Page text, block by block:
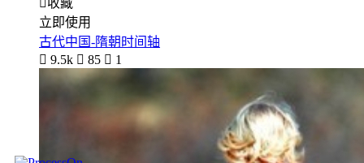
收藏
立即使用
古代中国-隋朝时间轴
 9.5k  85  1